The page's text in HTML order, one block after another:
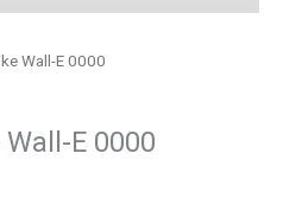
Wall-E 0000
E 0000